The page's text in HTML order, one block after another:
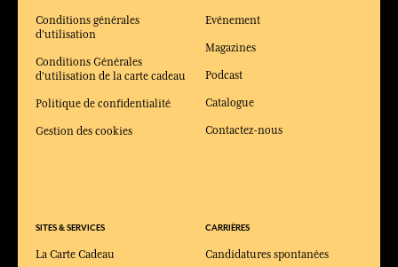
Conditions générales
d'utilisation
Conditions Générales
d'utilisation de la carte cadeau
Politique de confidentialité
Gestion des cookies
SITES & SERVICES
La Carte Cadeau
Evénement
Magazines
Podcast
Catalogue
Contactez-nous
CARRIÈRES
Candidatures spontanées